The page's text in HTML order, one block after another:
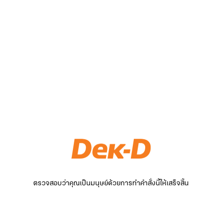
ตรวจสอบว่าคุณเป็นมนุษย์ด้วยการทำคำสั่งนี้ให้เสร็จสิ้น